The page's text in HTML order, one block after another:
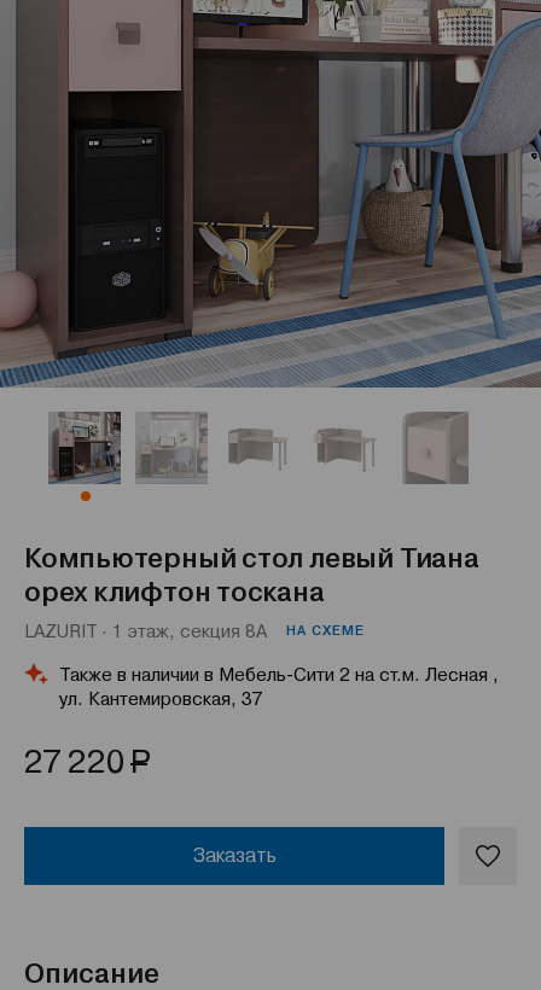
Компьютерный стол левый Тиана
орех клифтон тоскана
LAZURIT · 1 этаж, секция 8А НА СХЕМЕ
Также в наличии в Мебель-Сити 2 на ст.м. Лесная ,
ул. Кантемировская, 37
27 220 Р
Заказать
Описание